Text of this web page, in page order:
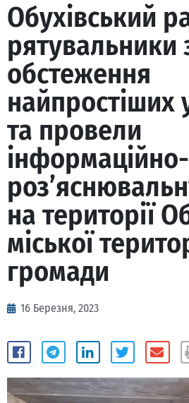
Обухівський
рятувальники
обстеження
найпростіших
та провели
інформаційно-
на території
міської
громади
16 Березня, 2023